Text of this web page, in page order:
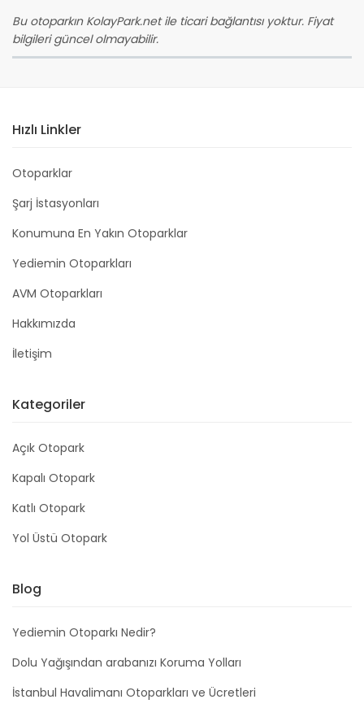
Bu otoparkın KolayPark.net ile ticari bağlantısı yoktur. Fiyat
bilgileri güncel olmayabilir.
Hızlı Linkler
Otoparklar
Şarj İstasyonları
Konumuna En Yakın Otoparklar
Yediemin Otoparkları
AVM Otoparkları
Hakkımızda
İletişim
Kategoriler
Açık Otopark
Kapalı Otopark
Katlı Otopark
Yol Üstü Otopark
Blog
Yediemin Otoparkı Nedir?
Dolu Yağışından arabanızı Koruma Yolları
İstanbul Havalimanı Otoparkları ve Ücretleri